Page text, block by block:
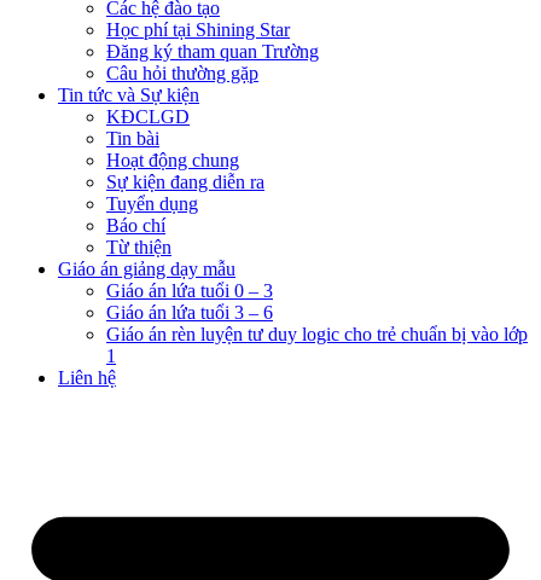
Các hệ đào tạo
Học phí tại Shining Star
Đăng ký tham quan Trường
Câu hỏi thường gặp
Tin tức và Sự kiện
KĐCLGD
Tin bài
Hoạt động chung
Sự kiện đang diễn ra
Tuyển dụng
Báo chí
Từ thiện
Giáo án giảng dạy mẫu
Giáo án lứa tuổi 0 – 3
Giáo án lứa tuổi 3 – 6
Giáo án rèn luyện tư duy logic cho trẻ chuẩn bị vào lớp
1
Liên hệ